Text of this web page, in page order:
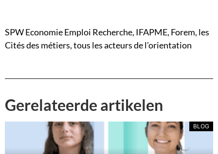
SPW Economie Emploi Recherche, IFAPME, Forem, les
Cités des métiers, tous les acteurs de l’orientation
Gerelateerde artikelen
BLOG